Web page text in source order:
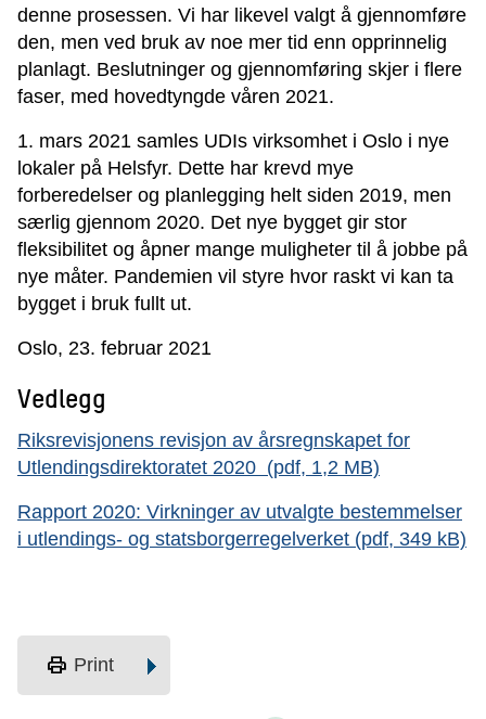
denne prosessen. Vi har likevel valgt å gjennomføre
den, men ved bruk av noe mer tid enn opprinnelig
planlagt. Beslutninger og gjennomføring skjer i flere
faser, med hovedtyngde våren 2021.
1. mars 2021 samles UDIs virksomhet i Oslo i nye
lokaler på Helsfyr. Dette har krevd mye
forberedelser og planlegging helt siden 2019, men
særlig gjennom 2020. Det nye bygget gir stor
fleksibilitet og åpner mange muligheter til å jobbe på
nye måter. Pandemien vil styre hvor raskt vi kan ta
bygget i bruk fullt ut.
Oslo, 23. februar 2021
Vedlegg
Riksrevisjonens revisjon av årsregnskapet for
Utlendingsdirektoratet 2020 (pdf, 1,2 MB)
Rapport 2020: Virkninger av utvalgte bestemmelser
i utlendings- og statsborgerregelverket (pdf, 349 kB)
print Print